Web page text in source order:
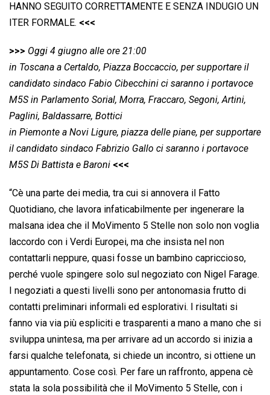
HANNO SEGUITO CORRETTAMENTE E SENZA INDUGIO UN
ITER FORMALE. <<<
>>> Oggi 4 giugno alle ore 21:00
in Toscana a Certaldo, Piazza Boccaccio, per supportare il
candidato sindaco Fabio Cibecchini ci saranno i portavoce
M5S in Parlamento Sorial, Morra, Fraccaro, Segoni, Artini,
Paglini, Baldassarre, Bottici
in Piemonte a Novi Ligure, piazza delle piane, per supportare
il candidato sindaco Fabrizio Gallo ci saranno i portavoce
M5S Di Battista e Baroni <<<
“Cè una parte dei media, tra cui si annovera il Fatto
Quotidiano, che lavora infaticabilmente per ingenerare la
malsana idea che il MoVimento 5 Stelle non solo non voglia
laccordo con i Verdi Europei, ma che insista nel non
contattarli neppure, quasi fosse un bambino capriccioso,
perché vuole spingere solo sul negoziato con Nigel Farage.
I negoziati a questi livelli sono per antonomasia frutto di
contatti preliminari informali ed esplorativi. I risultati si
fanno via via più espliciti e trasparenti a mano a mano che si
sviluppa unintesa, ma per arrivare ad un accordo si inizia a
farsi qualche telefonata, si chiede un incontro, si ottiene un
appuntamento. Cose così. Per fare un raffronto, appena cè
stata la sola possibilità che il MoVimento 5 Stelle, con i